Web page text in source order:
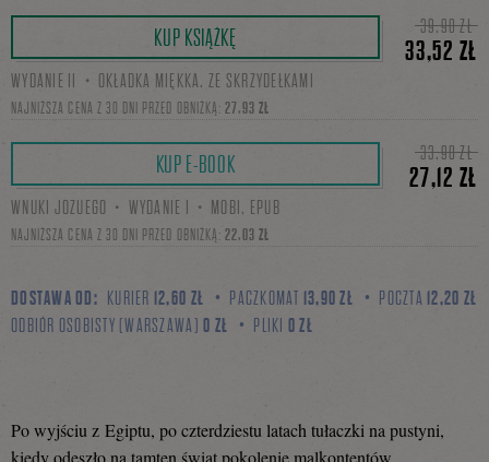
TweetnijPodziel
się
na
KUP KSIĄŻKĘ 39,90 ZŁ
33,52 ZŁ
WYDANIE II・OKŁADKA MIĘKKA, ZE SKRZYDEŁKAMI
NAJNIŻSZA CENA Z 30 DNI PRZED OBNIŻKĄ: 27,93 ZŁ
KUP E-BOOK 33,90 ZŁ
27,12 ZŁ
WNUKI JOZUEGO・WYDANIE I・MOBI, EPUB
NAJNIŻSZA CENA Z 30 DNI PRZED OBNIŻKĄ: 22,03 ZŁ
DOSTAWA OD: KURIER 12,60 ZŁ PACZKOMAT 13,90 ZŁ POCZTA 12,20 ZŁ
ODBIÓR OSOBISTY (WARSZAWA) 0 ZŁ PLIKI 0 ZŁ
Po wyjściu z Egiptu, po czterdziestu latach tułaczki na pustyni,
kiedy odeszło na tamten świat pokolenie malkontentów